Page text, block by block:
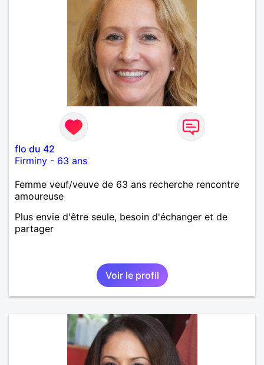
flo du 42
Firminy - 63 ans
Femme veuf/veuve de 63 ans recherche rencontre
amoureuse
Plus envie d'être seule, besoin d'échanger et de
partager
Voir le profil